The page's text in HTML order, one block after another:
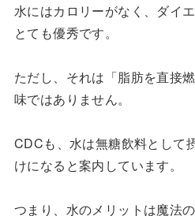
水にはカロリーがなく、ダイ
とても優秀です。
ただし、それは「脂肪を直接
味ではありません。
CDCも、水は無糖飲料として
けになると案内しています。
つまり、水のメリットは魔法